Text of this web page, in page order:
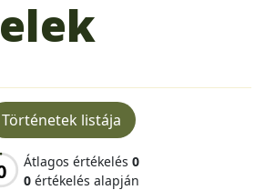
Történetek listája
Átlagos értékelés 0
0 értékelés alapján